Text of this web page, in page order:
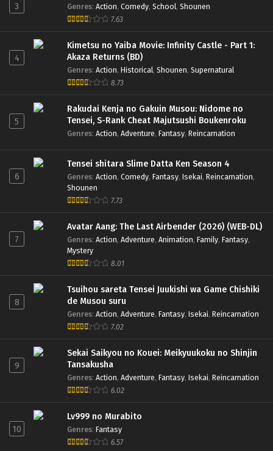
x265/HEVC Subtitle Indonesia & English
Eps 5 - August 11, 2024
Atri: My Dear Moments – Ep 04 (Dual subs)
Eps 4 - August 4, 2024
Atri: My Dear Moments – Ep 03 (Dual subs)
Eps 3 - July 28, 2024
Atri: My Dear Moments – Ep 02 (Dual subs)
x265/HEVC Subtitle Indonesia & English
Atri: My Dear Moments – Ep 01 (Dual subs)
x265/HEVC Subtitle Indonesia & English
3 Genres: Action, Comedy, School, Shounen
7.63
4
Kimetsu no Yaiba Movie: Infinity Castle - Part 1:
Akaza Returns (BD)
Genres: Action, Historical, Shounen, Supernatural
8.73
5
Rakudai Kenja no Gakuin Musou: Nidome no
Tensei, S-Rank Cheat Majutsushi Boukenroku
Genres: Action, Adventure, Fantasy, Reincarnation
6
Tensei shitara Slime Datta Ken Season 4
Genres: Action, Comedy, Fantasy, Isekai, Reincarnation,
Shounen
7.73
7
Avatar Aang: The Last Airbender (2026) (WEB-DL)
Genres: Action, Adventure, Animation, Family, Fantasy,
Mystery
8.01
8
Tsuihou sareta Tensei Juukishi wa Game Chishiki
de Musou suru
Genres: Action, Adventure, Fantasy, Isekai, Reincarnation
7.02
9
Sekai Saikyou no Kouei: Meikyuukoku no Shinjin
Tansakusha
Genres: Action, Adventure, Fantasy, Isekai, Reincarnation
6.02
10
Lv999 no Murabito
Genres: Fantasy
6.57